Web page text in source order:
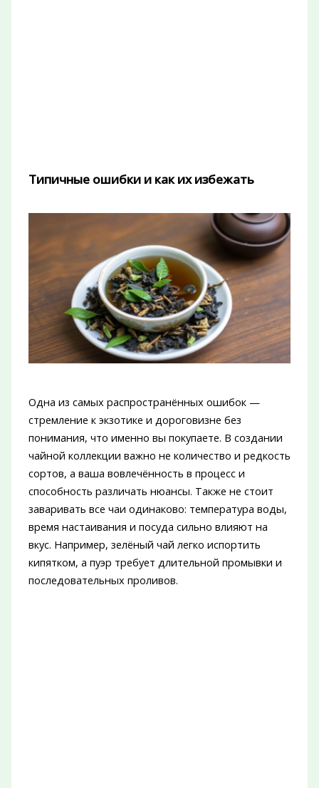
Типичные ошибки и как их избежать
Одна из самых распространённых ошибок —
стремление к экзотике и дороговизне без
понимания, что именно вы покупаете. В создании
чайной коллекции важно не количество и редкость
сортов, а ваша вовлечённость в процесс и
способность различать нюансы. Также не стоит
заваривать все чаи одинаково: температура воды,
время настаивания и посуда сильно влияют на
вкус. Например, зелёный чай легко испортить
кипятком, а пуэр требует длительной промывки и
последовательных проливов.